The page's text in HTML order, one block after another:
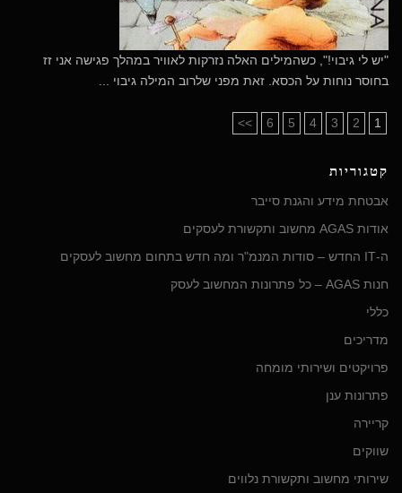
"יש לי גיבוי!", כשהמילים האלה נזרקות לאוויר במהלך פגישה אני זז
בחוסר נוחות על הכסא. זאת מפני שלרוב המילה גיבוי ...
1
2
3
4
5
6
>>
קטגוריות
אבטחת מידע והגנת סייבר
אודות AGAS מחשוב ותקשורת לעסקים
ה-IT החדש – סודות המנמ"ר ומה חדש בתחום מחשוב לעסקים
חנות AGAS – כל פתרונות המחשוב לעסק
כללי
מדריכים
פרויקטים ושירותי מומחה
פתרונות ענן
קריירה
שווקים
שירותי מחשוב ותקשורת נלווים